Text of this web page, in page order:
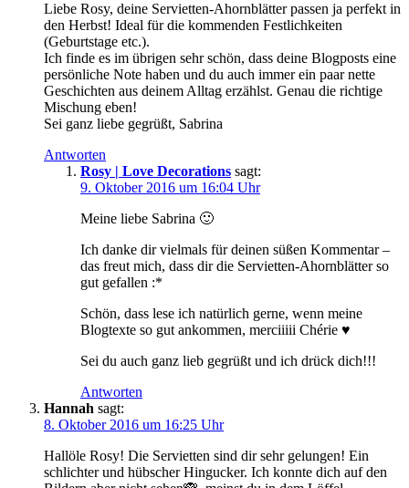
Liebe Rosy, deine Servietten-Ahornblätter passen ja perfekt in
den Herbst! Ideal für die kommenden Festlichkeiten
(Geburtstage etc.).
Ich finde es im übrigen sehr schön, dass deine Blogposts eine
persönliche Note haben und du auch immer ein paar nette
Geschichten aus deinem Alltag erzählst. Genau die richtige
Mischung eben!
Sei ganz liebe gegrüßt, Sabrina
Antworten
Rosy | Love Decorations sagt:
9. Oktober 2016 um 16:04 Uhr
Meine liebe Sabrina 🙂
Ich danke dir vielmals für deinen süßen Kommentar –
das freut mich, dass dir die Servietten-Ahornblätter so
gut gefallen :*
Schön, dass lese ich natürlich gerne, wenn meine
Blogtexte so gut ankommen, merciiiii Chérie ♥
Sei du auch ganz lieb gegrüßt und ich drück dich!!!
Antworten
Hannah sagt:
8. Oktober 2016 um 16:25 Uhr
Hallöle Rosy! Die Servietten sind dir sehr gelungen! Ein
schlichter und hübscher Hingucker. Ich konnte dich auf den